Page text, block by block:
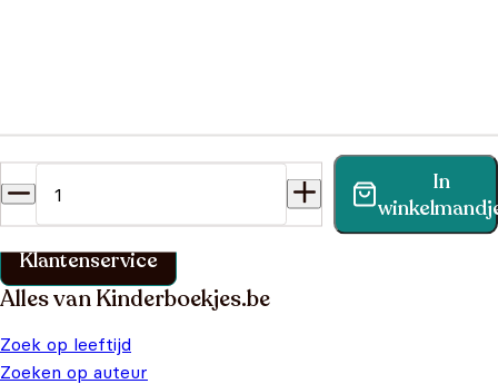
In
Vind binnen no-time antwoord op je vraag op onze
klantenservice pagina.
Klantenservice
Alles van Kinderboekjes.be
Zoek op leeftijd
Zoeken op auteur